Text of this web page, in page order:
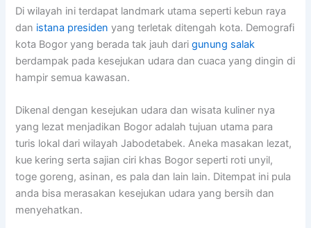
Di wilayah ini terdapat landmark utama seperti kebun raya
dan istana presiden yang terletak ditengah kota. Demografi
kota Bogor yang berada tak jauh darigunung salak
berdampak pada kesejukan udara dan cuaca yang dingin di
hampir semua kawasan.
Dikenal dengan kesejukan udara dan wisata kuliner nya
yang lezat menjadikan Bogor adalah tujuan utama para
turis lokal dari wilayah Jabodetabek. Aneka masakan lezat,
kue kering serta sajian ciri khas Bogor seperti roti unyil,
toge goreng, asinan, es pala dan lain lain. Ditempat ini pula
anda bisa merasakan kesejukan udara yang bersih dan
menyehatkan.